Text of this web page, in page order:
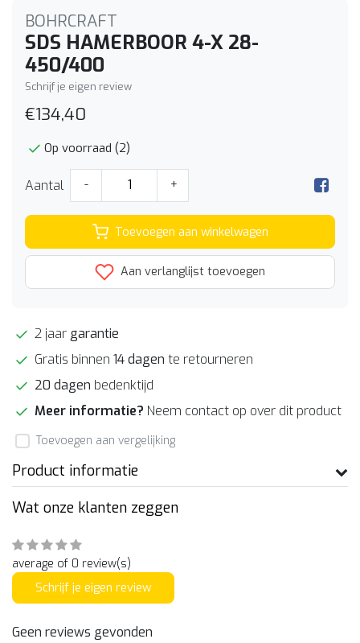
BOHRCRAFT
SDS HAMERBOOR 4-X 28-
450/400
Schrijf je eigen review
€134,40
Op voorraad (2)
Aantal - +
Toevoegen aan winkelwagen
Aan verlanglijst toevoegen
2 jaar garantie
Gratis binnen 14 dagen te retourneren
20 dagen bedenktijd
Meer informatie? Neem contact op over dit product
Toevoegen aan vergelijking
Product informatie
Wat onze klanten zeggen
average of 0 review(s)
Schrijf je eigen review
Geen reviews gevonden